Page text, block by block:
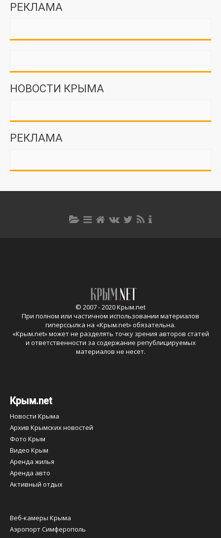
РЕКЛАМА
НОВОСТИ КРЫМА
РЕКЛАМА
© 2007 - 2020 Крым.net
При полном или частичном использовании материалов
гиперссылка на «Крым.net» обязательна.
«Крым.net» может не разделять точку зрения авторов статей
и ответственности за содержание републицируемых
материалов не несет.
Крым.net
Новости Крыма
Архив Крымских новостей
Фото Крым
Видео Крым
Аренда жилья
Аренда авто
Активный отдых
Веб-камеры Крыма
Аэропорт Симферополь